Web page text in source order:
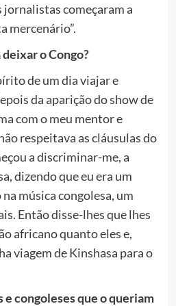
jornalistas começaram a
mercenário”.
o Congo?
de um dia viajar e
da aparição do show de
com o meu mentor e
respeitava as cláusulas do
a discriminar-me, a
dizendo que eu era um
música congolesa, um
Então disse-lhes que lhes
africano quanto eles e,
viagem de Kinshasa para o
e congoleses que o queriam